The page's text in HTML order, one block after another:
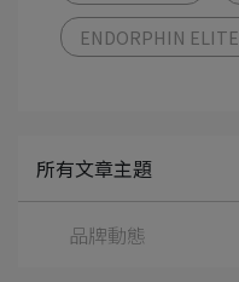
ENDORPHIN ELITE
所有文章主題
品牌動態